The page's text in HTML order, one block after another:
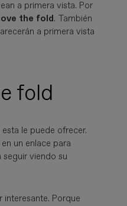
a primera vista. Por
the fold. También
a primera vista
fold
le puede ofrecer.
un enlace para
viendo su
Porque